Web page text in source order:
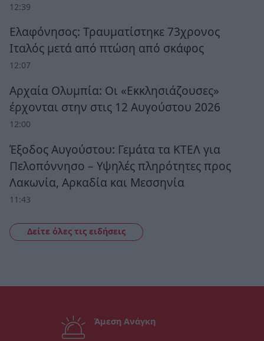
12:39
Ελαφόνησος: Τραυματίστηκε 73χρονος
Ιταλός μετά από πτώση από σκάφος
12:07
Αρχαία Ολυμπία: Οι «Εκκλησιάζουσες»
έρχονται στην στις 12 Αυγούστου 2026
12:00
Έξοδος Αυγούστου: Γεμάτα τα ΚΤΕΛ για
Πελοπόννησο – Υψηλές πληρότητες προς
Λακωνία, Αρκαδία και Μεσσηνία
11:43
Δείτε όλες τις ειδήσεις
Άμεση Ανάγκη